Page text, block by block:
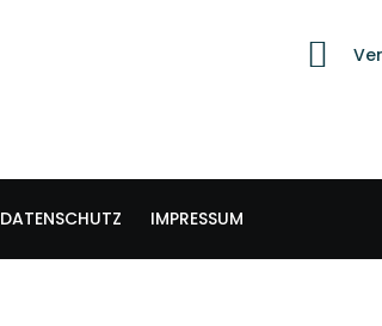
DATENSCHUTZ IMPRESSUM